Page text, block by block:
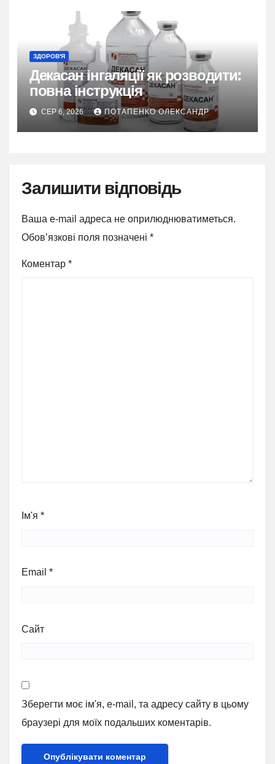
ЗДОРОВ'Я
Декасан інгаляції як розводити:
повна інструкція
СЕР 6, 2026 ПОТАПЕНКО ОЛЕКСАНДР
Залишити відповідь
Ваша e-mail адреса не оприлюднюватиметься.
Обов’язкові поля позначені *
Коментар *
Ім'я *
Email *
Сайт
Зберегти моє ім'я, e-mail, та адресу сайту в цьому
браузері для моїх подальших коментарів.